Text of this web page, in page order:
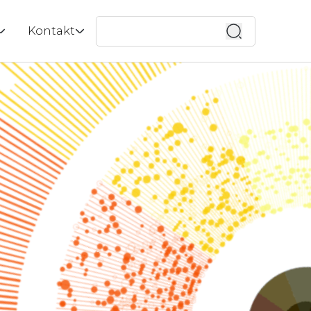
|
w
zespołu
rozwój
z uczelniami
Kontakt
Kontakt
Wycena
Bezpłatna konsultacja